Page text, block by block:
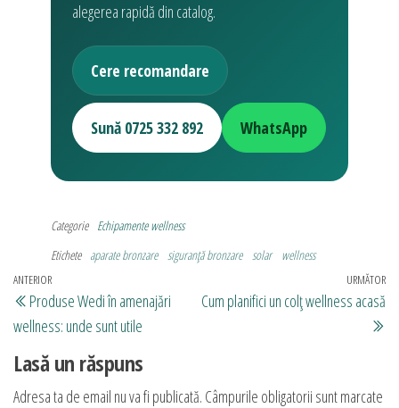
alegerea rapidă din catalog.
Cere recomandare
Sună 0725 332 892 WhatsApp
Categorie Echipamente wellness
Etichete aparate bronzare siguranță bronzare solar wellness
Navigare
în
articole
Articolul
anterior
ANTERIOR
Produse Wedi în amenajări
wellness: unde sunt utile
URMĂTOR
Cum planifici un colț wellness acasă
Lasă un răspuns
Adresa ta de email nu va fi publicată. Câmpurile obligatorii sunt marcate